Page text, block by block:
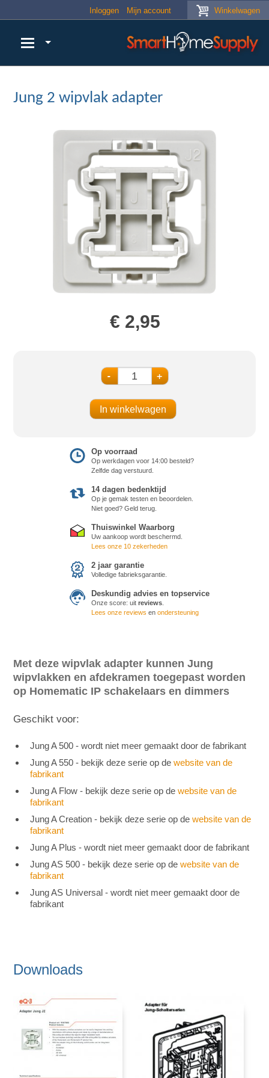
Winkelwagen
Inloggen Mijn account
Jung 2 wipvlak adapter
€ 2,95
- +
Op voorraad
Op werkdagen voor 14:00 besteld?
Zelfde dag verstuurd.
14 dagen bedenktijd
Op je gemak testen en beoordelen.
Niet goed? Geld terug.
Thuiswinkel Waarborg
Uw aankoop wordt beschermd.
Lees onze 10 zekerheden
2 jaar garantie
Volledige fabrieksgarantie.
Deskundig advies en topservice
Onze score: uit reviews
Lees onze reviews en ondersteuning
Met deze wipvlak adapter kunnen Jung
wipvlakken en afdekramen toegepast worden
op Homematic IP schakelaars en dimmers
Geschikt voor:
Jung A 500 - wordt niet meer gemaakt door de fabrikant
Jung A 550 - bekijk deze serie op de website van de
fabrikant
Jung A Flow - bekijk deze serie op de website van de
fabrikant
Jung A Creation - bekijk deze serie op de website van de
fabrikant
Jung A Plus - wordt niet meer gemaakt door de fabrikant
Jung AS 500 - bekijk deze serie op de website van de
fabrikant
Jung AS Universal - wordt niet meer gemaakt door de
fabrikant
Downloads